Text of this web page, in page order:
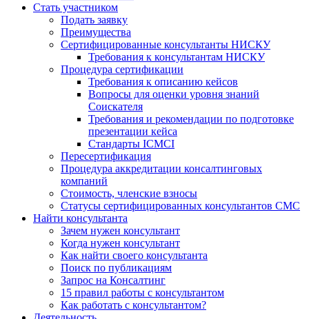
Стать участником
Подать заявку
Преимущества
Сертифицированные консультанты НИСКУ
Требования к консультантам НИСКУ
Процедура сертификации
Требования к описанию кейсов
Вопросы для оценки уровня знаний
Соискателя
Требования и рекомендации по подготовке
презентации кейса
Стандарты ICMCI
Пересертификация
Процедура аккредитации консалтинговых
компаний
Стоимость, членские взносы
Статусы сертифицированных консультантов СМС
Найти консультанта
Зачем нужен консультант
Когда нужен консультант
Как найти своего консультанта
Поиск по публикациям
Запрос на Консалтинг
15 правил работы с консультантом
Как работать с консультантом?